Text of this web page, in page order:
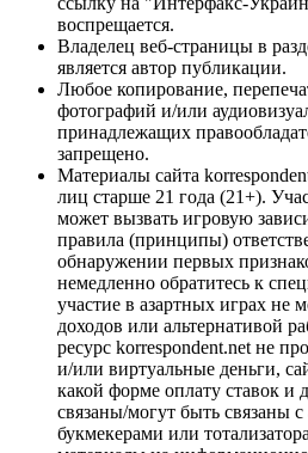
воспрещается.
Владелец веб-страницы в
является автор публикации.
Любое копирование,
фотографий и/или
принадлежащих
запрещено.
Материалы сайта
лиц старше 21 года (21+).
может вызвать игровую
правила (принципы)
обнаружении первых
немедленно обратитесь к
участие в азартных играх не
доходов или альтернативой
ресурс korrespondent.net не
и/или виртуальные деньги,
какой форме оплату ставок и
связаны/могут быть связаны
букмекерами или